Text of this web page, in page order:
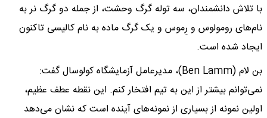
با تلاش دانشمندان، سه توله گرگ وحشت، از جمله دو گرگ نر به
نام‌های رومولوس و رِموس و یک گرگ ماده به نام کالیسی تاکنون
ایجاد شده است.
بن لام (Ben Lamm)، مدیرعامل آزمایشگاه کولوسال گفت:
نمی‌توانم بیشتر از این به تیم افتخار کنم. این نقطه عطف عظیم،
اولین نمونه از بسیاری از نمونه‌های آینده است که نشان می‌دهد